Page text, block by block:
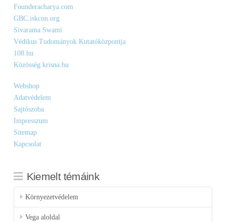
Founderacharya.com
GBC.iskcon.org
Sivarama Swami
Védikus Tudományok Kutatóközpontja
108.hu
Közösség.krisna.hu
Webshop
Adatvédelem
Sajtószoba
Impresszum
Sitemap
Kapcsolat
Kiemelt témáink
Környezetvédelem
Vega aloldal